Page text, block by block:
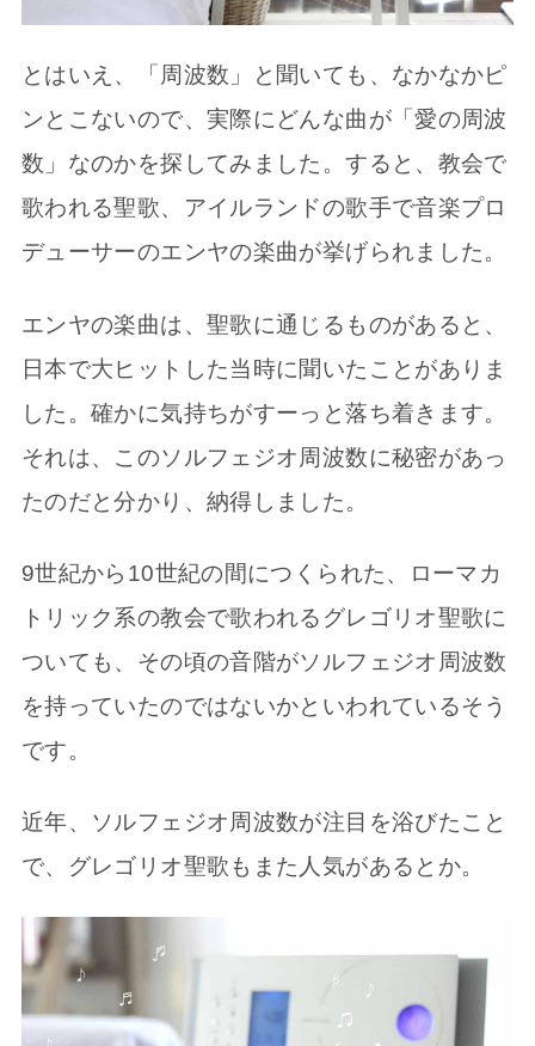
とはいえ、「周波数」と聞いても、なかなかピ
ンとこないので、実際にどんな曲が「愛の周波
数」なのかを探してみました。すると、教会で
歌われる聖歌、アイルランドの歌手で音楽プロ
デューサーのエンヤの楽曲が挙げられました。
エンヤの楽曲は、聖歌に通じるものがあると、
日本で大ヒットした当時に聞いたことがありま
した。確かに気持ちがすーっと落ち着きます。
それは、このソルフェジオ周波数に秘密があっ
たのだと分かり、納得しました。
9世紀から10世紀の間につくられた、ローマカ
トリック系の教会で歌われるグレゴリオ聖歌に
ついても、その頃の音階がソルフェジオ周波数
を持っていたのではないかといわれているそう
です。
近年、ソルフェジオ周波数が注目を浴びたこと
で、グレゴリオ聖歌もまた人気があるとか。